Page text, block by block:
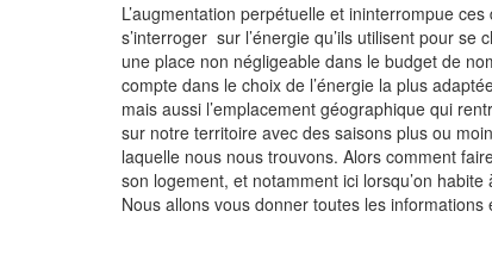
L’augmentation perpétuelle et ininterrompue
s’interroger sur l’énergie qu’ils utilisent pour
une place non négligeable dans le budget de
compte dans le choix de l’énergie la plus
mais aussi l’emplacement géographique qui
sur notre territoire avec des saisons plus ou
laquelle nous nous trouvons. Alors comment
son logement, et notamment ici lorsqu’on
Nous allons vous donner toutes les